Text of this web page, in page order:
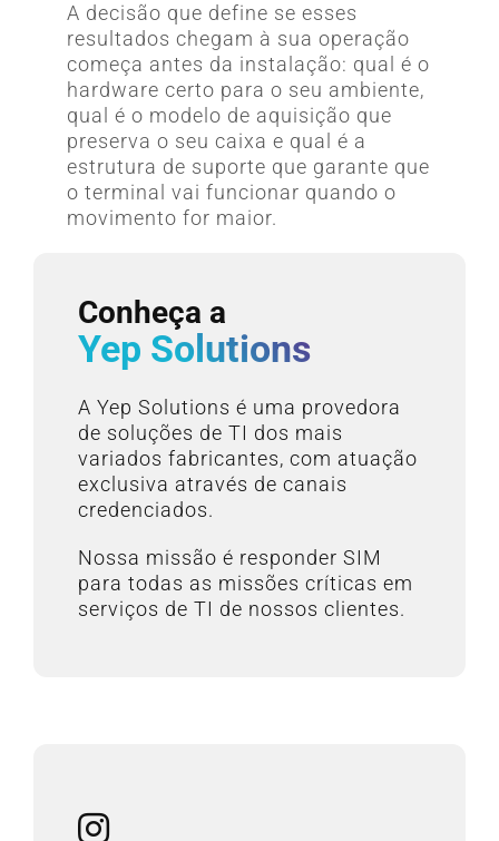
A decisão que define se esses
resultados chegam à sua operação
começa antes da instalação: qual é o
hardware certo para o seu ambiente,
qual é o modelo de aquisição que
preserva o seu caixa e qual é a
estrutura de suporte que garante que
o terminal vai funcionar quando o
movimento for maior.
Conheça a
Yep Solutions
A Yep Solutions é uma provedora
de soluções de TI dos mais
variados fabricantes, com atuação
exclusiva através de canais
credenciados.
Nossa missão é responder SIM
para todas as missões críticas em
serviços de TI de nossos clientes.